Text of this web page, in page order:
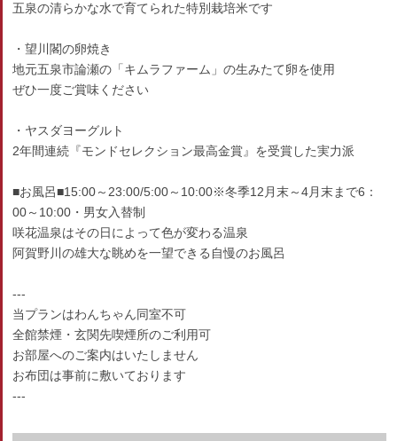
五泉の清らかな水で育てられた特別栽培米です
・望川閣の卵焼き
地元五泉市論瀬の「キムラファーム」の生みたて卵を使用
ぜひ一度ご賞味ください
・ヤスダヨーグルト
2年間連続『モンドセレクション最高金賞』を受賞した実力派
■お風呂■15:00～23:00/5:00～10:00※冬季12月末～4月末まで6：
00～10:00・男女入替制
咲花温泉はその日によって色が変わる温泉
阿賀野川の雄大な眺めを一望できる自慢のお風呂
---
当プランはわんちゃん同室不可
全館禁煙・玄関先喫煙所のご利用可
お部屋へのご案内はいたしません
お布団は事前に敷いております
---